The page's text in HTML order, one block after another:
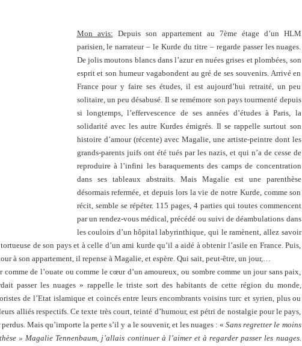
Mon avis: Depuis son appartement au 7ème étage d’un HLM
parisien, le narrateur – le Kurde du titre – regarde passer les nuages.
De jolis moutons blancs dans l’azur en nuées grises et plombées, son
esprit et son humeur vagabondent au gré de ses souvenirs. Arrivé en
France pour y faire ses études, il est aujourd’hui retraité, un peu
solitaire, un peu désabusé. Il se remémore son pays tourmenté depuis
si longtemps, l’effervescence de ses années d’études à Paris, la
solidarité avec les autre Kurdes émigrés. Il se rappelle surtout son
histoire d’amour (récente) avec Magalie, une artiste-peintre dont les
grands-parents juifs ont été tués par les nazis, et qui n’a de cesse de
reproduire à l’infini les baraquements des camps de concentration
dans ses tableaux abstraits. Mais Magalie est une parenthèse
désormais refermée, et depuis lors la vie de notre Kurde, comme son
récit, semble se répéter. 115 pages, 4 parties qui toutes commencent
par un rendez-vous médical, précédé ou suivi de déambulations dans
les couloirs d’un hôpital labyrinthique, qui le ramènent, allez savoir
de son pays et à celle d’un ami kurde qu’il a aidé à obtenir l’asile en France. Puis,
à son appartement, il repense à Magalie, et espère. Qui sait, peut-être, un jour,…
comme de l’ouate ou comme le cœur d’un amoureux, ou sombre comme un jour sans paix,
passer les nuages » rappelle le triste sort des habitants de cette région du monde,
de l’Etat islamique et coincés entre leurs encombrants voisins turc et syrien, plus ou
alliés respectifs. Ce texte très court, teinté d’humour, est pétri de nostalgie pour le pays,
perdus. Mais qu’importe la perte s’il y a le souvenir, et les nuages : «Sans regretter le moins
» Magalie Tennenbaum, j’allais continuer à l’aimer et à regarder passer les nuages.